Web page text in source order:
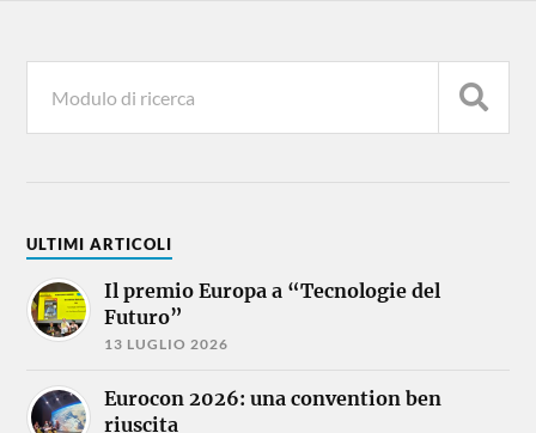
ULTIMI ARTICOLI
Il premio Europa a “Tecnologie del
Futuro”
13 LUGLIO 2026
Eurocon 2026: una convention ben
riuscita